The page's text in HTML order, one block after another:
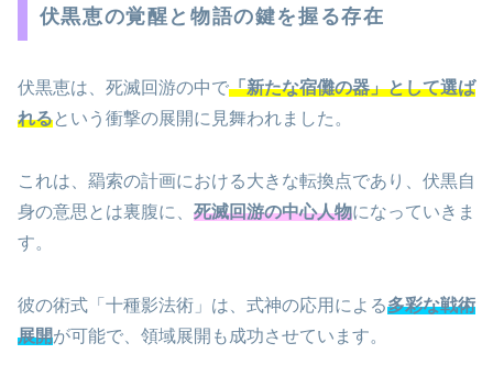
伏黒恵の覚醒と物語の鍵を握る存在
伏黒恵は、死滅回游の中で「新たな宿儺の器」として選ば
れるという衝撃の展開に見舞われました。
これは、羂索の計画における大きな転換点であり、伏黒自
身の意思とは裏腹に、 死滅回游の中心人物になっていきま
す。
彼の術式「十種影法術」は、式神の応用による多彩な戦術
展開が可能で、領域展開も成功させています。